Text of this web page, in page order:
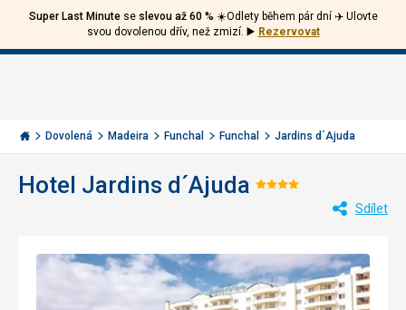
Jít
Invia.cz
Volejte
226
000
Přihlásit
se
Dovolená Madeira Funchal Funchal Jardins d´Ajuda
Hotel Jardins d´Ajuda Hodnocení:
Sdílet
Super Last Minutese slevou až 60 % ☀️Odlety během pár dní ✈️ Ulovte
svou dovolenou dřív, než zmizí. ▶️ Rezervovat